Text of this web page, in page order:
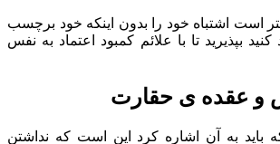
است اشتباه خود را بدون اینکه خود برچسب
کنید بپذیرید تا با علائم کمبود اعتماد به نفس
و عقده ی حقارت
باید به آن اشاره کرد این است که نداشتن